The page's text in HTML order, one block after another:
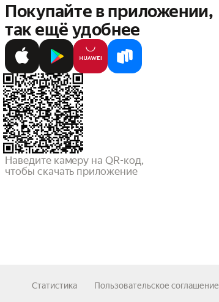
Покупайте в приложении,
так ещё удобнее
Наведите камеру на QR-код,
чтобы скачать приложение
Статистика Пользовательское соглашение